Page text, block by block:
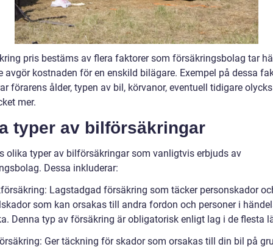
pris bestäms av flera faktorer som försäkringsbolag tar
avgör kostnaden för en enskild bilägare. Exempel på dessa
förarens ålder, typen av bil, körvanor, eventuell tidigare
mer.
typer av bilförsäkringar
olika typer av bilförsäkringar som vanligtvis erbjuds av
Dessa inkluderar:
Lagstadgad försäkring som täcker personskador
som kan orsakas till andra fordon och personer i
Denna typ av försäkring är obligatorisk enligt lag i de flesta
Ger täckning för skador som orsakas till din bil på